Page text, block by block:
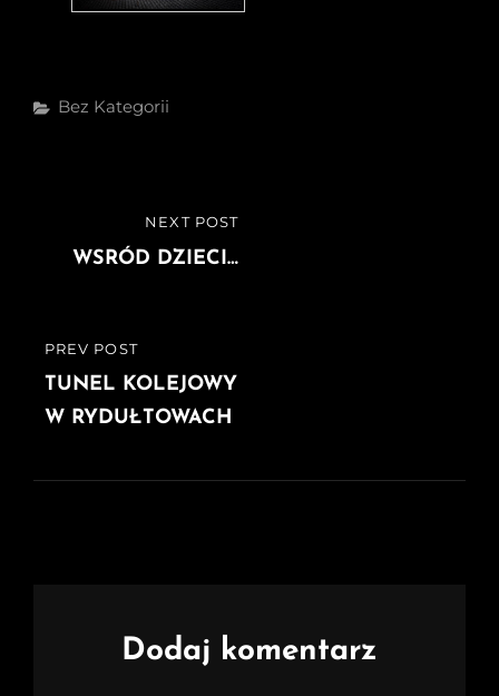
Categories
Bez Kategorii
Nawigacja
wpisu
PREVIOUS
POST
PREV POST
TUNEL KOLEJOWY
W RYDUŁTOWACH
POST
NEXT POST
WSRÓD DZIECI…
Dodaj komentarz